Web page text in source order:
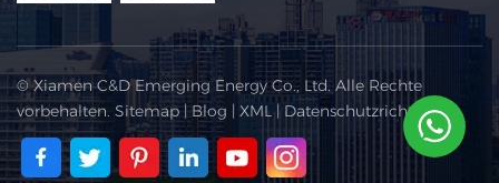
© Xiamen C&D Emerging Energy Co., Ltd. Alle Rechte
vorbehalten. Sitemap|Blog | XML| Datenschutzrichtlinie